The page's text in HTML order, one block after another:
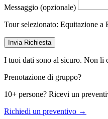
Messaggio (opzionale)
Tour selezionato: Equitazione a
Invia Richiesta
I tuoi dati sono al sicuro. Non li
Prenotazione di gruppo?
10+ persone? Ricevi un
Richiedi un preventivo →